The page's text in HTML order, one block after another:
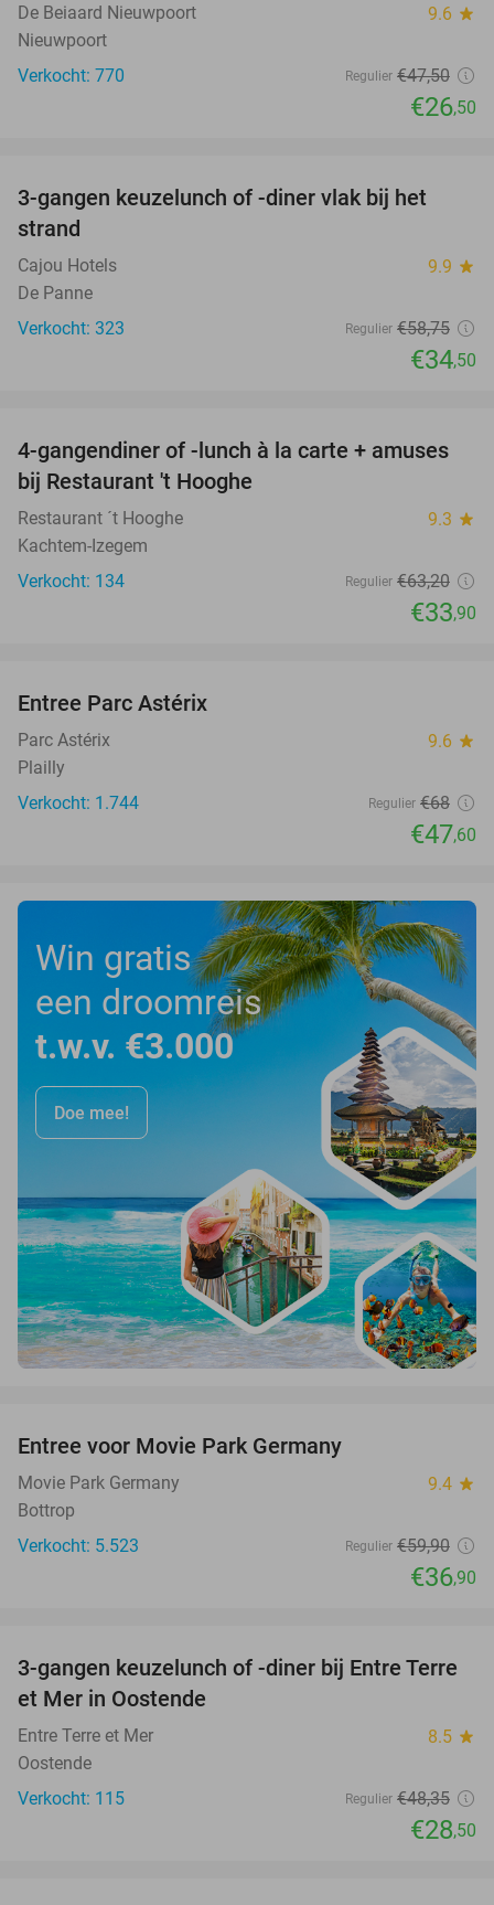
De Beiaard Nieuwpoort 9.6 star
Nieuwpoort
Verkocht: 770
Regulier €47,50
€26,50
3-gangen keuzelunch of -diner vlak bij het
strand
Cajou Hotels 9.9 star
De Panne
Verkocht: 323
Regulier €58,75
€34,50
46%
4-gangendiner of -lunch à la carte + amuses
bij Restaurant 't Hooghe
Restaurant ´t Hooghe 9.3 star
Kachtem-Izegem
Verkocht: 134
Regulier €63,20
€33,90
Entree Parc Astérix
Parc Astérix 9.6 star
Plailly
Verkocht: 1.744
Regulier €68
€47,60
Win gratis
een droomreis
t.w.v. €3.000
Doe mee!
Entree voor Movie Park Germany
Movie Park Germany 9.4 star
Bottrop
Verkocht: 5.523
Regulier €59,90
€36,90
41%
3-gangen keuzelunch of -diner bij Entre Terre
et Mer in Oostende
Entre Terre et Mer 8.5 star
Oostende
Verkocht: 115
Regulier €48,35
€28,50